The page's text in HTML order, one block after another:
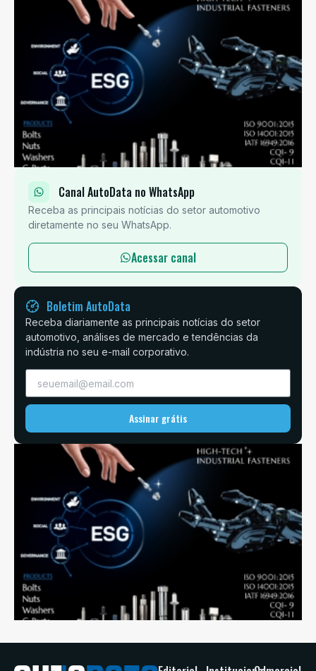
Canal AutoData no WhatsApp
Receba as principais notícias do setor automotivo
diretamente no seu WhatsApp.
Acessar canal
Boletim AutoData
Receba diariamente as principais notícias do setor
automotivo, análises de mercado e tendências da
indústria no seu e-mail corporativo.
Assinar grátis